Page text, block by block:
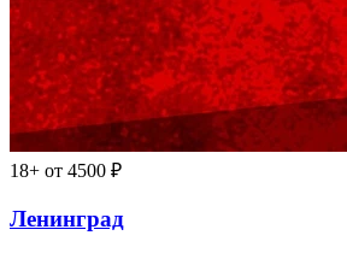
18+ от 4500 ₽
Ленинград